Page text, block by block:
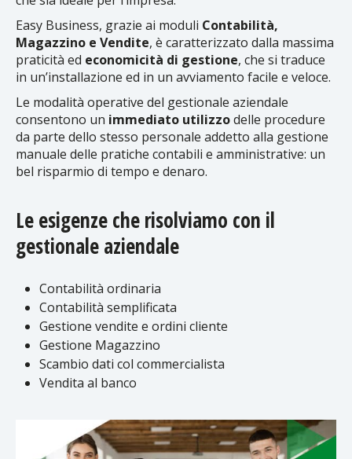
Easy Business, grazie ai moduli Contabilità,
Magazzino e Vendite, è caratterizzato dalla massima
praticità ed economicità di gestione, che si traduce
in un’installazione ed in un avviamento facile e veloce.
Le modalità operative del gestionale aziendale
consentono un immediato utilizzodelle procedure
da parte dello stesso personale addetto alla gestione
manuale delle pratiche contabili e amministrative: un
bel risparmio di tempo e denaro.
Le esigenze che risolviamo con il
gestionale aziendale
Contabilità ordinaria
Contabilità semplificata
Gestione vendite e ordini cliente
Gestione Magazzino
Scambio dati col commercialista
Vendita al banco